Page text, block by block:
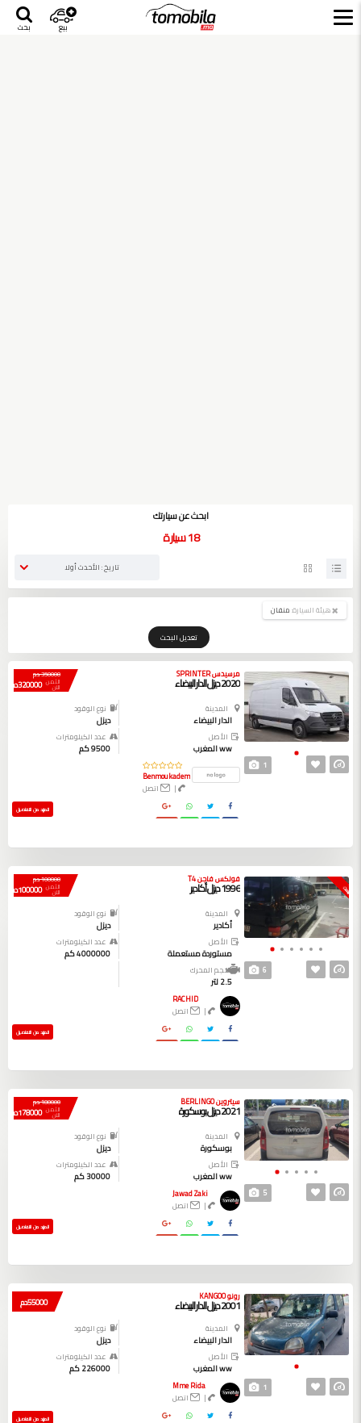
بحث بيع
ابحث عن سيارتك
18سيارة
تاريخ : الأحدث أولا
هيئة السيارة:منفان
تعديل البحث
1
350000 دم
الثمن
الآن 320000 دم
مرسيدس SPRINTER
2020 ديزل الدار البيضاء
المدينة
الدار البيضاء
نوع الوقود
ديزل
الأصل
ww المغرب
عدد الكيلومترات
9500 كم
Benmoukadem
|
اتصل
المزيد من التفاصيل
6
بيعت
100000 دم
الثمن
الآن 100000 دم
فولكس فاجن T4
1996 ديزل أكادير
المدينة
أكادير
نوع الوقود
ديزل
الأصل
مستوردة مستعملة
عدد الكيلومترات
4000000 كم
حجم المحرك
2.5 لتر
RACHID
|
اتصل
المزيد من التفاصيل
5
180000 دم
الثمن
الآن 178000 دم
سيتروين BERLINGO
2021 ديزل بوسكورة
المدينة
بوسكورة
نوع الوقود
ديزل
الأصل
ww المغرب
عدد الكيلومترات
30000 كم
Jawad Zaki
|
اتصل
المزيد من التفاصيل
1
55000 دم رونو KANGOO
2001 ديزل الدار البيضاء
المدينة
الدار البيضاء
نوع الوقود
ديزل
الأصل
ww المغرب
عدد الكيلومترات
226000 كم
Mme Rida
|
اتصل
المزيد من التفاصيل